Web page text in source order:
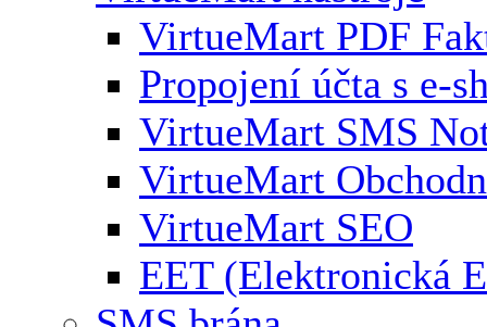
VirtueMart PDF
Propojení účta s e-
VirtueMart SMS
VirtueMart
VirtueMart SEO
EET (Elektronická